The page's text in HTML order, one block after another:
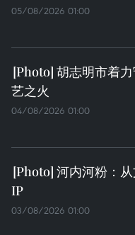
05/08/2026 01:00
胡志明市着
艺之火
04/08/2026 01:00
河内河粉：
IP
03/08/2026 01:00